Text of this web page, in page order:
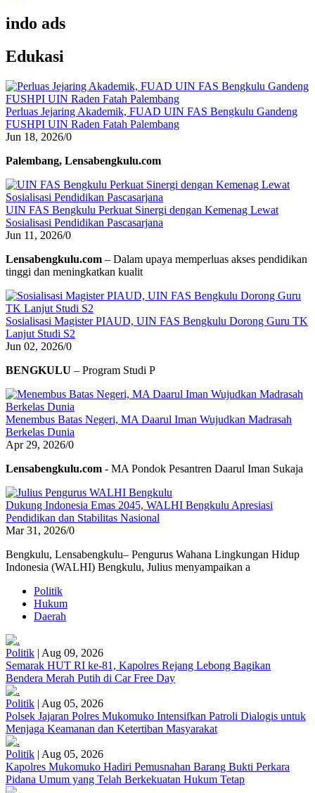
indo ads
Edukasi
Perluas Jejaring Akademik, FUAD UIN FAS Bengkulu Gandeng
FUSHPI UIN Raden Fatah Palembang
Jun 18, 2026/0
Palembang, Lensabengkulu.com
UIN FAS Bengkulu Perkuat Sinergi dengan Kemenag Lewat
Sosialisasi Pendidikan Pascasarjana
Jun 11, 2026/0
Lensabengkulu.com – Dalam upaya memperluas akses pendidikan
tinggi dan meningkatkan kualit
Sosialisasi Magister PIAUD, UIN FAS Bengkulu Dorong Guru TK
Lanjut Studi S2
Jun 02, 2026/0
BENGKULU – Program Studi P
Menembus Batas Negeri, MA Daarul Iman Wujudkan Madrasah
Berkelas Dunia
Apr 29, 2026/0
Lensabengkulu.com - MA Pondok Pesantren Daarul Iman Sukaja
Dukung Indonesia Emas 2045, WALHI Bengkulu Apresiasi
Pendidikan dan Stabilitas Nasional
Mar 31, 2026/0
Bengkulu, Lensabengkulu– Pengurus Wahana Lingkungan Hidup
Indonesia (WALHI) Bengkulu, Julius menyampaikan a
Politik
Hukum
Daerah
Politik | Aug 09, 2026
Semarak HUT RI ke-81, Kapolres Rejang Lebong Bagikan
Bendera Merah Putih di Car Free Day
Politik | Aug 05, 2026
Polsek Jajaran Polres Mukomuko Intensifkan Patroli Dialogis untuk
Menjaga Keamanan dan Ketertiban Masyarakat
Politik | Aug 05, 2026
Kapolres Mukomuko Hadiri Pemusnahan Barang Bukti Perkara
Pidana Umum yang Telah Berkekuatan Hukum Tetap